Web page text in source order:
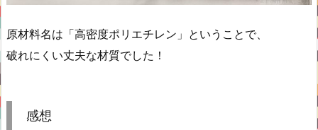
原材料名は「高密度ポリエチレン」ということで、
破れにくい丈夫な材質でした！
感想